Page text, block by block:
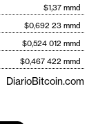
$1,37 mmd
$0,692 23 mmd
$0,524 012 mmd
$0,467 422 mmd
DiarioBitcoin.com